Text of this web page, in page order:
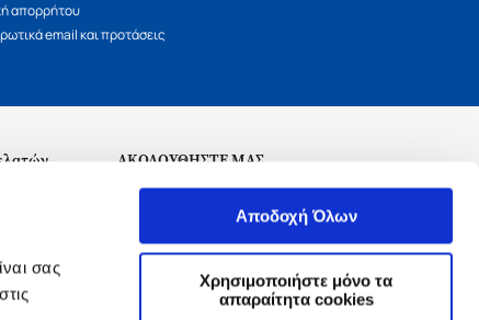
σας
Αποδοχή Όλων
Χρησιμοποιήστε μόνο τα
απαραίτητα cookies
απορρήτου
email και προτάσεις
ΑΚΟΛΟΥΘΗΣΤΕ ΜΑΣ